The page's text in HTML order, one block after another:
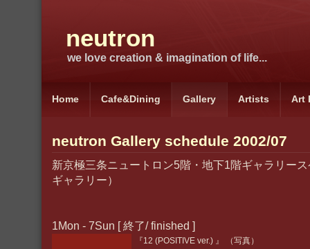
neutron
we love creation & imagination of life...
Home Cafe&Dining Gallery Artists Art
neutron Gallery schedule 2002/07
新京極三条ニュートロン5階・地下1階ギャラリー
ギャラリー）
1Mon - 7Sun [ 終了/ finished ]
『12 (POSITIVE ver.) 』 （写真）